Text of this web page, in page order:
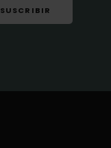
SUSCRIBIR